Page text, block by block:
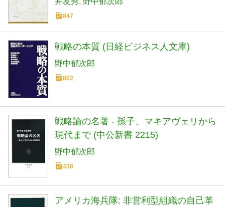
847
戦略の本質 (日経ビジネス人文庫)
野中郁次郎
802
戦略論の名著 - 孫子、マキアヴェリから
現代まで (中公新書 2215)
野中郁次郎
438
アメリカ海兵隊: 非営利型組織の自己革